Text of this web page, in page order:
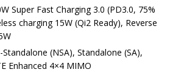
Super Fast Charging 3.0 (PD3.0, 75%
charging 15W (Qi2 Ready), Reverse
(NSA), Standalone (SA),
Enhanced 4×4 MIMO